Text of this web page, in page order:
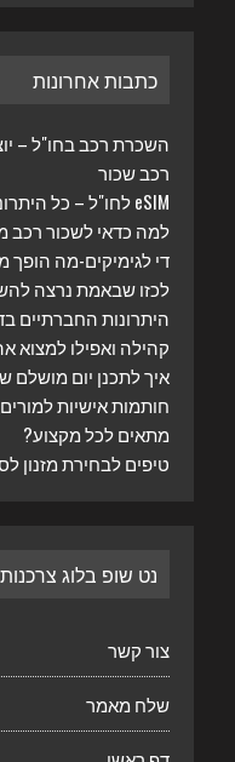
כתבות אחרונות
השכרת רכב בחו"ל –
רכב שכור
eSIM לחו"ל – כל היתרונות במקום אחד
למה כדאי לשכור רכב
די לגימיקים-מה
לכזו שבאמת נרצה
היתרונות החברתיים
קהילה ואפילו למצוא
איך לתכנן יום מושלם
חותמות אישיות
מתאים לכל מקצוע?
טיפים לבחירת מזנון
נט שופ בלוג צרכנות
צור קשר
שלח מאמר